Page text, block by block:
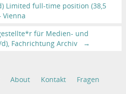
full-time position (38,5
Vienna
für Medien- und
Fachrichtung Archiv
→
About Kontakt Fragen